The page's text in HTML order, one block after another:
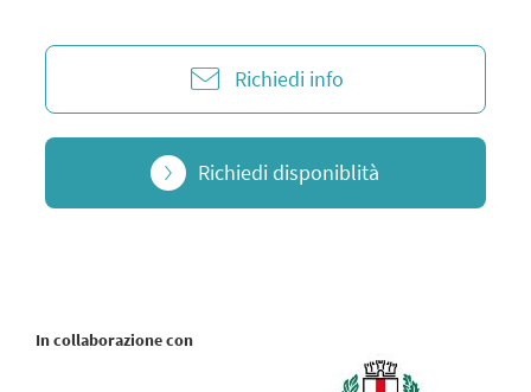
Richiedi info
Richiedi disponiblità
In collaborazione con